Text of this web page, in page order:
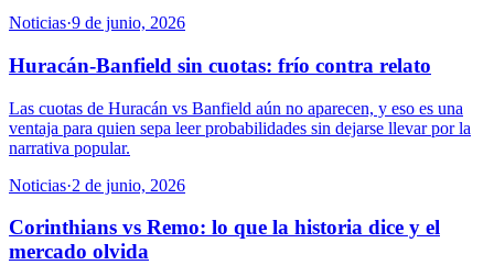
Noticias·9 de junio, 2026
Huracán-Banfield sin cuotas: frío contra relato
Las cuotas de Huracán vs Banfield aún no aparecen, y eso es una
ventaja para quien sepa leer probabilidades sin dejarse llevar por la
narrativa popular.
Noticias·2 de junio, 2026
Corinthians vs Remo: lo que la historia dice y el
mercado olvida